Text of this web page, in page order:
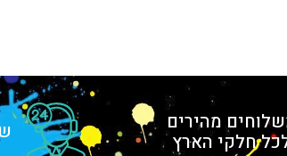
מהירים
חלקי הארץ